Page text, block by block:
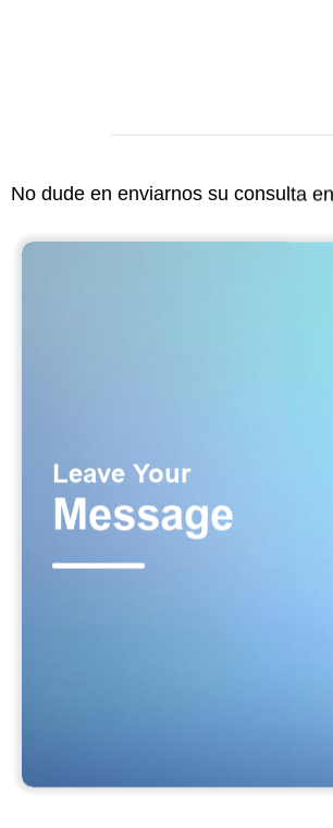
No dude en enviarnos su consulta